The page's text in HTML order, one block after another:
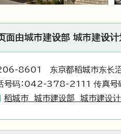
面由城市建设部 城市建设
8601 东京都稻城市东长
号码：042-378-2111 传真
稻城市 城市建设部 城市建设